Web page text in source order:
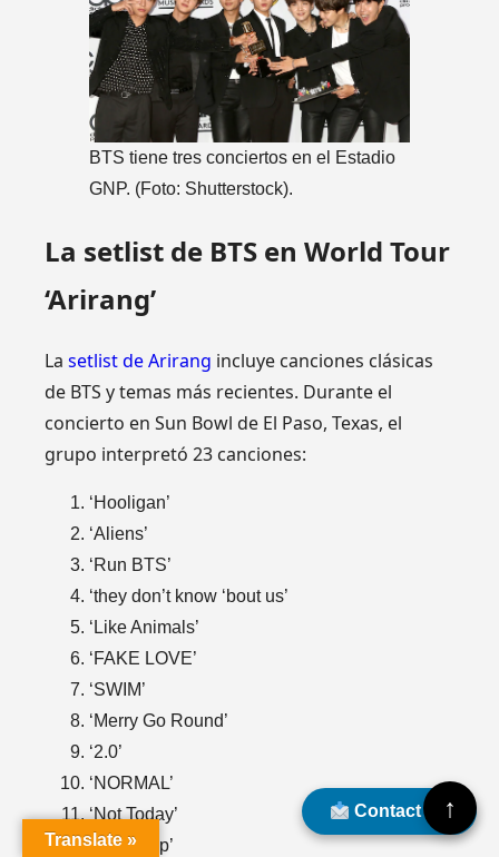
BTS tiene tres conciertos en el Estadio
GNP. (Foto: Shutterstock).
La setlist de BTS en World Tour
‘Arirang’
Lasetlist de Arirang incluye canciones clásicas
de BTS y temas más recientes. Durante el
concierto en Sun Bowl de El Paso, Texas, el
grupo interpretó 23 canciones:
‘Hooligan’
‘Aliens’
‘Run BTS’
‘they don’t know ‘bout us’
‘Like Animals’
‘FAKE LOVE’
‘SWIM’
‘Merry Go Round’
‘2.0’
‘NORMAL’
‘Not Today’
‘MIC Drop’
Translate »
Contact Us↑